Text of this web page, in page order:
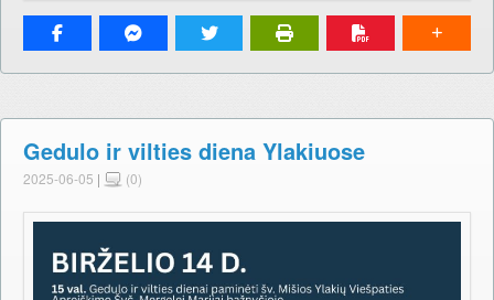
Gedulo ir vilties diena Ylakiuose
2025-06-05 | (0)